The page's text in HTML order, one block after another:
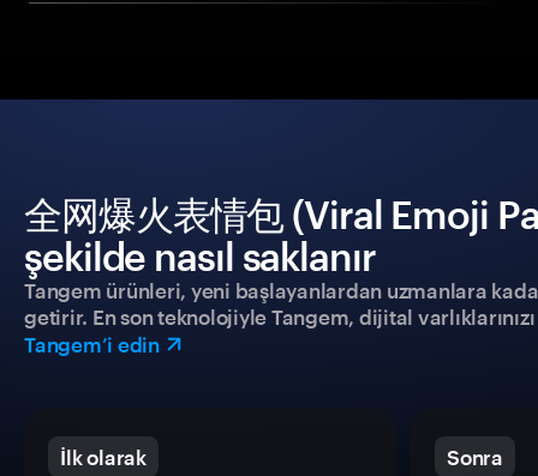
全网爆火表情包 (Viral Emoji
şekilde nasıl saklanır
Tangem ürünleri, yeni başlayanlardan uzmanlara
getirir. En son teknolojiyle Tangem, dijital
Tangem’i edin
İlk olarak Sonra